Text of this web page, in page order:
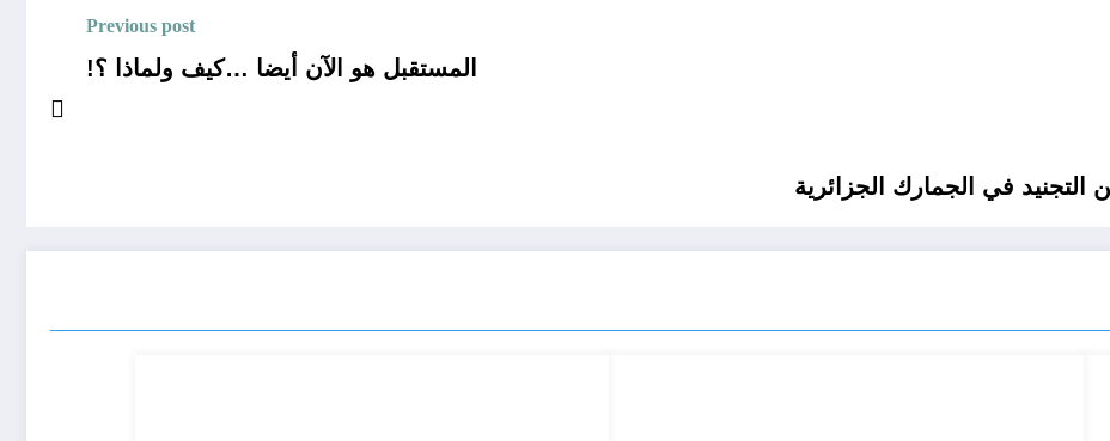
Previous post
المستقبل هو الآن أيضا …كيف ولماذا ؟!
التجنيد في الجمارك الجزائرية